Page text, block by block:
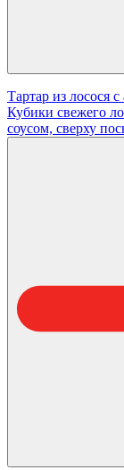
Тартар из лосося с
Кубики свежего
соусом, сверху